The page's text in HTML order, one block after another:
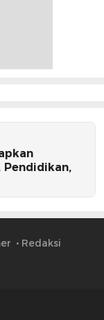
Pendidikan,
Redaksi